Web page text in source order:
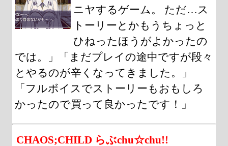
ニヤするゲーム。 ただ…ス
トーリーとかもうちょっと
ひねったほうがよかったの
では。」「まだプレイの途中ですが段々
とやるのが辛くなってきました。」
「フルボイスでストーリーもおもしろ
かったので買って良かったです！」
CHAOS;CHILD らぶchu☆chu!!